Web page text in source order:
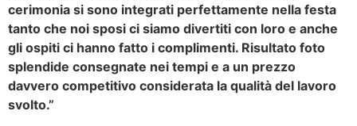
cerimonia si sono integrati perfettamente nella festa
tanto che noi sposi ci siamo divertiti con loro e anche
gli ospiti ci hanno fatto i complimenti. Risultato foto
splendide consegnate nei tempi e a un prezzo
davvero competitivo considerata la qualità del lavoro
svolto.”